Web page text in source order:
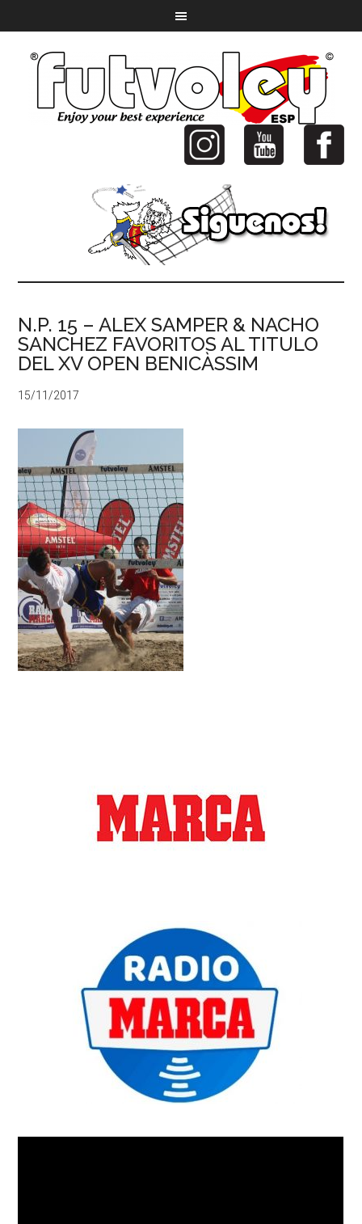
N.P. 15 – ALEX SAMPER & NACHO
SANCHEZ FAVORITOS AL TITULO
DEL XV OPEN BENICÀSSIM
15/11/2017